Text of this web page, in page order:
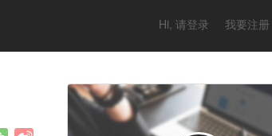
Hi, 请登录 我要注册